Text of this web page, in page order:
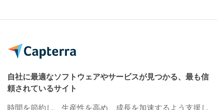
自社に最適なソフトウェアやサービスが見つかる、最も信
頼されているサイト
時間を節約し、生産性を高め、成長を加速するよう支援し